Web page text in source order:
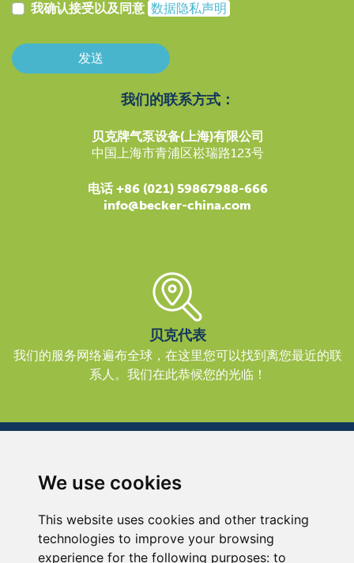
We use cookies
This website uses cookies and other tracking
technologies to improve your browsing
experience for the following purposes: to
我确认接受以及同意 数据隐私声明
发送
我们的联系方式：
贝克牌气泵设备(上海)有限公司
中国上海市青浦区崧瑞路123号
电话 +86 (021) 59867988-666
info@becker-china.com
贝克代表
我们的服务网络遍布全球，在这里您可以找到离您最近的联
系人。我们在此恭候您的光临！
中国上海市青浦区崧瑞路123号
电话：+86 21 59867988-666
传真：+86 21 33250530